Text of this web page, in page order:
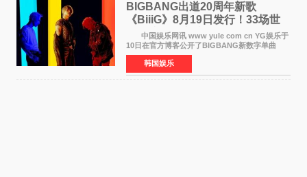
BIGBANG出道20周年新歌
《BiiiG》8月19日发行！33场世
界巡演同步启航
中国娱乐网讯 www yule com cn YG娱乐于
10日在官方博客公开了BIGBANG新数字单曲
《BiiiG》的海报，宣布新歌将于8月19日——组
合出道20周年纪念日正式发行。歌名取自意为"巨
大""宏大"的"BIG"
韩国娱乐